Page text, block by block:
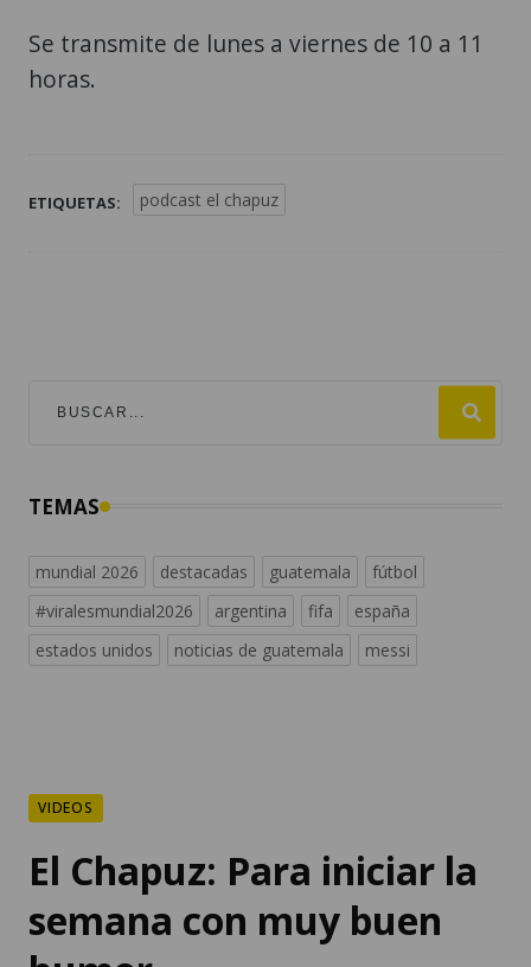
Se transmite de lunes a viernes de 10 a 11
horas.
ETIQUETAS: podcast el chapuz
TEMAS
mundial 2026 destacadas guatemala
fútbol
#viralesmundial2026
argentina fifa
españa
estados unidos
noticias de guatemala messi
VIDEOS
El Chapuz: Para iniciar la
semana con muy buen